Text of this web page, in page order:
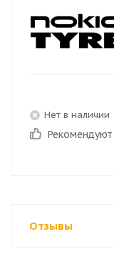
Нет в наличии
Рекомендуют
Отзывы